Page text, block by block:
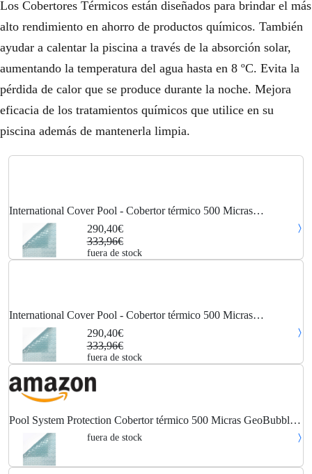
Los Cobertores Térmicos están diseñados para brindar el más
alto rendimiento en ahorro de productos químicos. También
ayudar a calentar la piscina a través de la absorción solar,
aumentando la temperatura del agua hasta en 8 ºC. Evita la
pérdida de calor que se produce durante la noche. Mejora
eficacia de los tratamientos químicos que utilice en su
piscina además de mantenerla limpia.
International Cover Pool - Cobertor térmico 500 Micras
GeoBubble Sola Energy para piscina de 4 x 6 metros
290,40€
333,96€
fuera de stock
International Cover Pool - Cobertor térmico 500 Micras
GeoBubble Sola Energy para piscina de 4 x 6 metros
290,40€
333,96€
fuera de stock
Pool System Protection Cobertor térmico 500 Micras GeoBubble
Sola Energy para Piscina de 4 x 6 Metros
fuera de stock